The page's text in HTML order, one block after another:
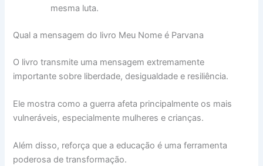
mesma luta.
Qual a mensagem do livro Meu Nome é Parvana
O livro transmite uma mensagem extremamente
importante sobre liberdade, desigualdade e resiliência.
Ele mostra como a guerra afeta principalmente os mais
vulneráveis, especialmente mulheres e crianças.
Além disso, reforça que a educação é uma ferramenta
poderosa de transformação.